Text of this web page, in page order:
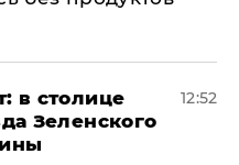
в столице
Зеленского
12:52